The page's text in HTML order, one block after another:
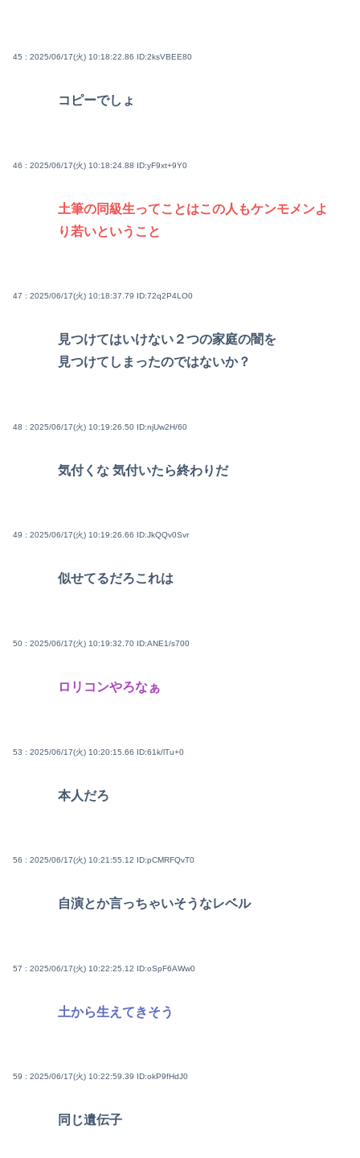
45 : 2025/06/17(火) 10:18:22.86 ID:2ksVBEE80
コピーでしょ
46 : 2025/06/17(火) 10:18:24.88 ID:yF9xt+9Y0
土筆の同級生ってことはこの人もケンモメンよ
り若いということ
47 : 2025/06/17(火) 10:18:37.79 ID:72q2P4LO0
見つけてはいけない２つの家庭の闇を
見つけてしまったのではないか？
48 : 2025/06/17(火) 10:19:26.50 ID:njUw2H/60
気付くな 気付いたら終わりだ
49 : 2025/06/17(火) 10:19:26.66 ID:JkQQv0Svr
似せてるだろこれは
50 : 2025/06/17(火) 10:19:32.70 ID:ANE1/s700
ロリコンやろなぁ
53 : 2025/06/17(火) 10:20:15.66 ID:61k/lTu+0
本人だろ
56 : 2025/06/17(火) 10:21:55.12 ID:pCMRFQvT0
自演とか言っちゃいそうなレベル
57 : 2025/06/17(火) 10:22:25.12 ID:oSpF6AWw0
土から生えてきそう
59 : 2025/06/17(火) 10:22:59.39 ID:okP9fHdJ0
同じ遺伝子